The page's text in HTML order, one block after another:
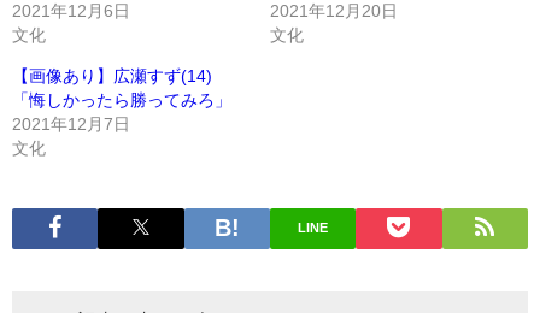
2021年12月6日
文化
2021年12月20日
文化
【画像あり】広瀬すず(14)
「悔しかったら勝ってみろ」
2021年12月7日
文化
LINE